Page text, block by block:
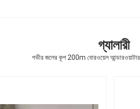
গ্যালারী
গভীর জলের কূপ 200m বোরওয়েল